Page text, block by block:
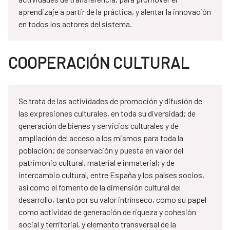
aprendizaje a partir de la práctica, y alentar la innovación
en todos los actores del sistema.
COOPERACIÓN CULTURAL
Se trata de las actividades de promoción y difusión de
las expresiones culturales, en toda su diversidad; de
generación de bienes y servicios culturales y de
ampliación del acceso a los mismos para toda la
población; de conservación y puesta en valor del
patrimonio cultural, material e inmaterial; y de
intercambio cultural, entre España y los países socios,
así como el fomento de la dimensión cultural del
desarrollo, tanto por su valor intrínseco, como su papel
como actividad de generación de riqueza y cohesión
social y territorial, y elemento transversal de la